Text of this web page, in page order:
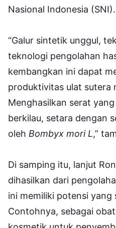
Nasional Indonesia (SNI).
“Galur sintetik unggul,
teknologi pengolahan
kembangkan ini dapat
produktivitas ulat sutera
Menghasilkan serat
berkilau, setara dengan
oleh Bombyx mori L,”
Di samping itu, lanjut
dihasilkan dari
ini memiliki potensi yang
Contohnya, sebagai